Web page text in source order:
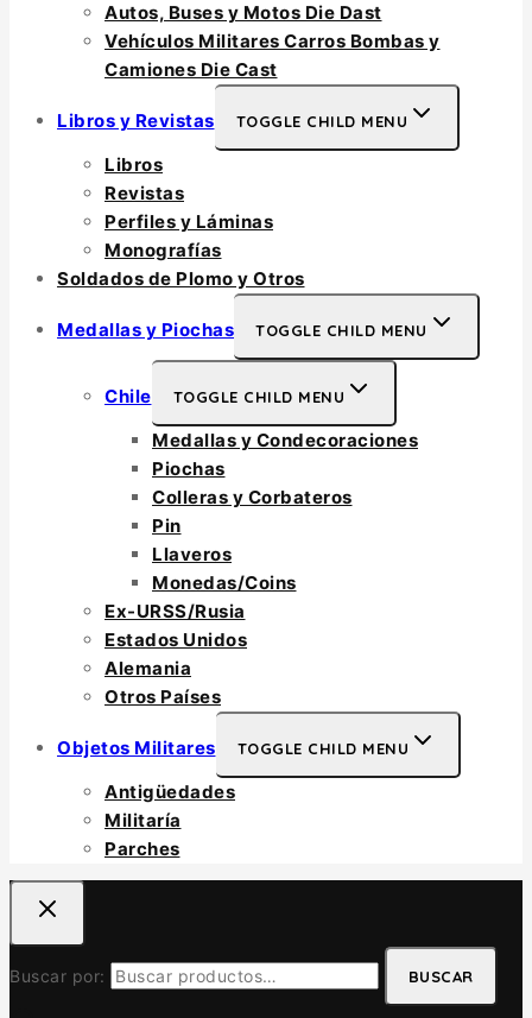
Autos, Buses y Motos Die Dast
Vehículos Militares Carros Bombas y
Camiones Die Cast
Libros y Revistas TOGGLE CHILD MENU
Libros
Revistas
Perfiles y Láminas
Monografías
Soldados de Plomo y Otros
Medallas y Piochas TOGGLE CHILD MENU
Chile TOGGLE CHILD MENU
Medallas y Condecoraciones
Piochas
Colleras y Corbateros
Pin
Llaveros
Monedas/Coins
Ex-URSS/Rusia
Estados Unidos
Alemania
Otros Países
Objetos Militares TOGGLE CHILD MENU
Antigüedades
Militaría
Parches
Buscar por: BUSCAR